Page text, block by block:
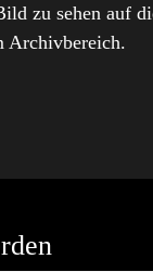
zu sehen auf
Archivbereich.